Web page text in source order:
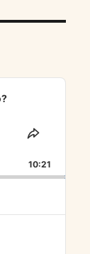
SHARE
10:21